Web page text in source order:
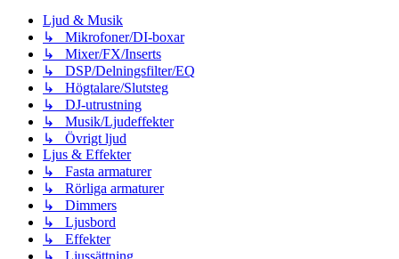
Ljud & Musik
↳ Mikrofoner/DI-boxar
↳ Mixer/FX/Inserts
↳ DSP/Delningsfilter/EQ
↳ Högtalare/Slutsteg
↳ DJ-utrustning
↳ Musik/Ljudeffekter
↳ Övrigt ljud
Ljus & Effekter
↳ Fasta armaturer
↳ Rörliga armaturer
↳ Dimmers
↳ Ljusbord
↳ Effekter
↳ Ljussättning